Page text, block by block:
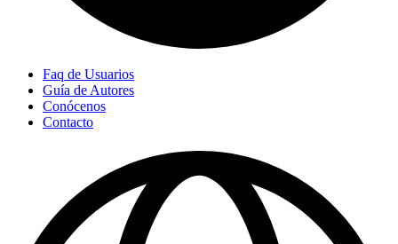
Faq de Usuarios
Guía de Autores
Conócenos
Contacto